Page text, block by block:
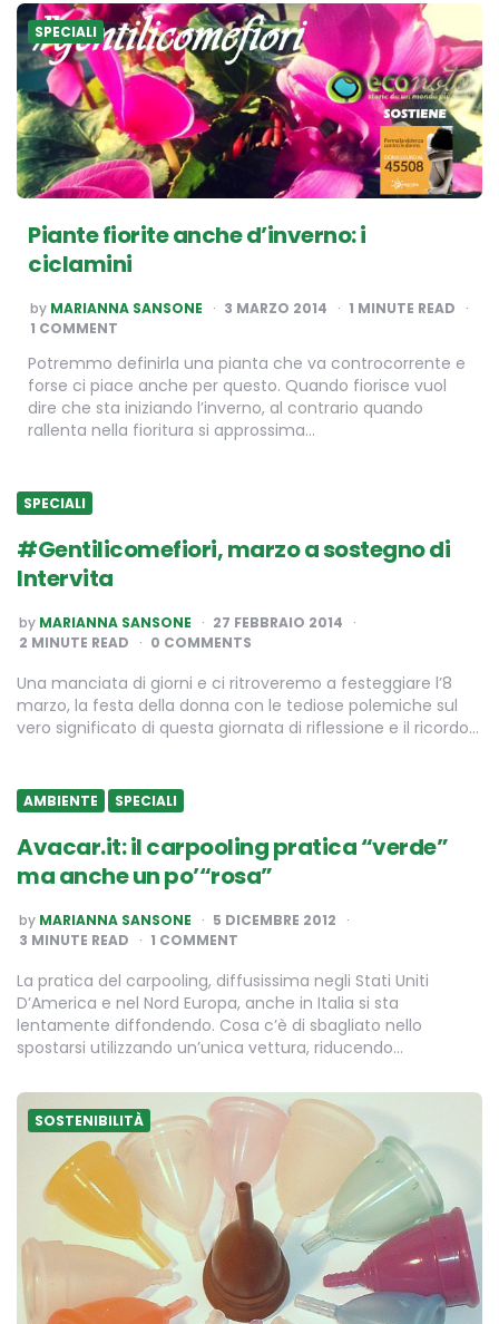
SPECIALI
Piante fiorite anche d’inverno: i
ciclamini
POSTED
BY
by MARIANNA SANSONE 3 MARZO 2014 1 MINUTE READ
1 COMMENT
Potremmo definirla una pianta che va controcorrente e
forse ci piace anche per questo. Quando fiorisce vuol
dire che sta iniziando l’inverno, al contrario quando
rallenta nella fioritura si approssima…
SPECIALI
#Gentilicomefiori, marzo a sostegno di
Intervita
POSTED
BY
by MARIANNA SANSONE
27 FEBBRAIO 2014
2 MINUTE READ 0 COMMENTS
Una manciata di giorni e ci ritroveremo a festeggiare l’8
marzo, la festa della donna con le tediose polemiche sul
vero significato di questa giornata di riflessione e il ricordo…
AMBIENTE SPECIALI
Avacar.it: il carpooling pratica “verde”
ma anche un po’“rosa”
POSTED
BY
by MARIANNA SANSONE
5 DICEMBRE 2012
3 MINUTE READ 1 COMMENT
La pratica del carpooling, diffusissima negli Stati Uniti
D’America e nel Nord Europa, anche in Italia si sta
lentamente diffondendo. Cosa c’è di sbagliato nello
spostarsi utilizzando un’unica vettura, riducendo…
SOSTENIBILITÀ